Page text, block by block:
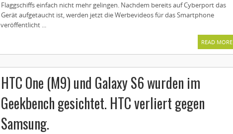
Flaggschiffs einfach nicht mehr gelingen. Nachdem bereits auf Cyberport das
Gerät aufgetaucht ist, werden jetzt die Werbevideos für das Smartphone
veröffentlicht ...
READ MORE
HTC One (M9) und Galaxy S6 wurden im
Geekbench gesichtet. HTC verliert gegen
Samsung.